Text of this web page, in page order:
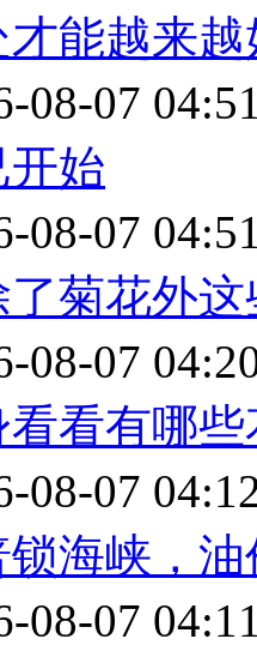
能越来越
08-07
始
08-07
菊花外
08-07
看有哪
08-07
海峡，
08-07